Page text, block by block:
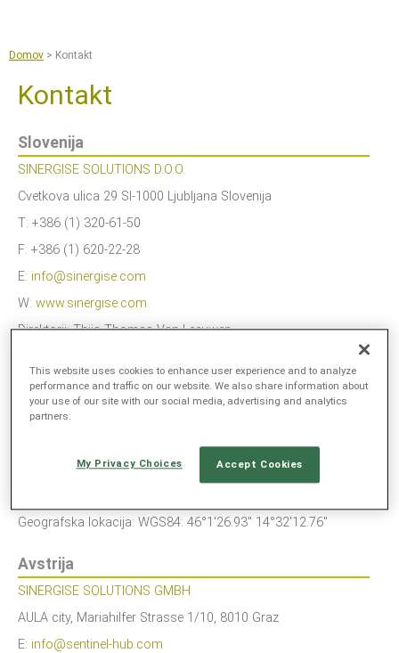
GIS orodja
Novice
O nas
Reference
Dokumenti in članki
Za medije
Zaposlitve
SL
Domov > Kontakt
Kontakt
Slovenija
SINERGISE SOLUTIONS D.O.O.
Cvetkova ulica 29 SI-1000 Ljubljana Slovenija
T: +386 (1) 320-61-50
F: +386 (1) 620-22-28
E: info@sinergise.com
W: www.sinergise.com
Direktorji:Thijs Thomas Van Leeuwen,
Davčna št.:SI16991214
IBAN: DE04 5001 0900 0022 5740 14
Številka računa: 0022 5740 14
Bank of America Europe DAC, Frankfurt Branch,
Geografska lokacija: WGS84: 46°1'26.93" 14°32'12.76"
Avstrija
SINERGISE SOLUTIONS GMBH
AULA city, Mariahilfer Strasse 1/10, 8010 Graz
E: info@sentinel-hub.com
This website uses cookies to enhance user experience and to analyze
performance and traffic on our website. We also share information about
your use of our site with our social media, advertising and analytics
partners.
Accept Cookies
My Privacy Choices